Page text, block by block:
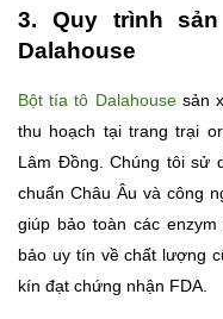
3. Quy trình
Dalahouse
Bột tía tô Dalahousesản
thu hoạch tại trang trại
Lâm Đồng. Chúng tôi sử
chuẩn Châu Âu và công
giúp bảo toàn các
bảo uy tín về chất lượng
kín đạt chứng nhận FDA.